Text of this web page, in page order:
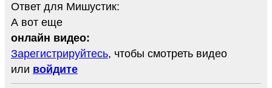
Ответ для Мишустик:
А вот еще
онлайн видео:
Зарегистрируйтесь, чтобы смотреть видео
или войдите